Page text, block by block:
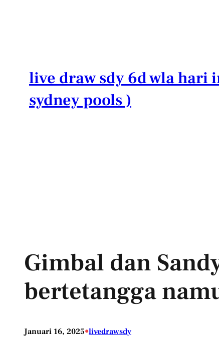
live draw sdy 6d wla hari
sydney pools )
Gimbal dan
bertetangga
Januari 16, 2025•livedrawsdy